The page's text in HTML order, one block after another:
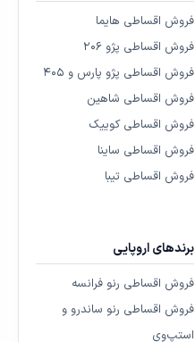
فروش اقساطی هایما
فروش اقساطی پژو ۲۰۶
فروش اقساطی پژو پارس و ۴۰۵
فروش اقساطی شاهین
فروش اقساطی کوییک
فروش اقساطی ساینا
فروش اقساطی تیبا
برندهای اروپایی
فروش اقساطی رنو فرانسه
فروش اقساطی رنو ساندرو و
استپ‌وی